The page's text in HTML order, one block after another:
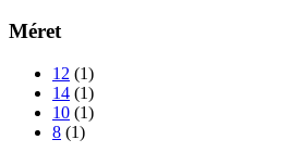
Méret
12 (1)
14 (1)
10 (1)
8 (1)